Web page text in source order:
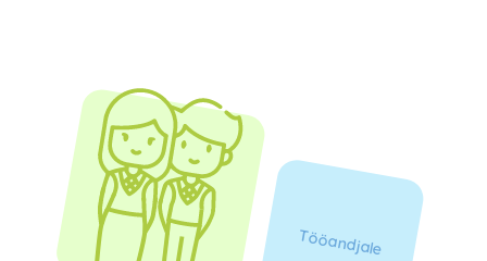
Tööandjale